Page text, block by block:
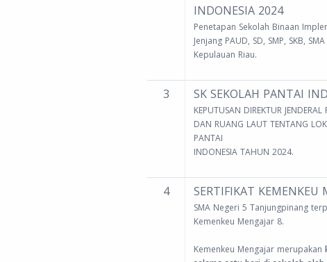
INDONESIA 2024
Penetapan Sekolah Binaan
Jenjang PAUD, SD, SMP, SKB,
Kepulauan Riau.
3 SK SEKOLAH PANTAI
KEPUTUSAN DIREKTUR
DAN RUANG LAUT TENTANG
PANTAI
INDONESIA TAHUN 2024.
4 SERTIFIKAT KEMENKEU
SMA Negeri 5 Tanjungpinang
Kemenkeu Mengajar 8.
Kemenkeu Mengajar merupakan